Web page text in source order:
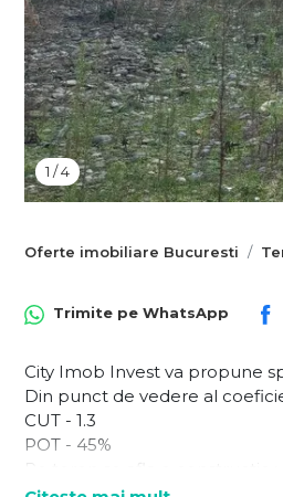
1 /4
Oferte imobiliare Bucuresti
Trimite pe WhatsApp
City Imob Invest va propune
Din punct de vedere al
CUT - 1.3
POT - 45%
de natura investitiei si solutia